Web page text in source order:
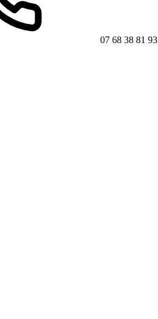
07 68 38 81 93